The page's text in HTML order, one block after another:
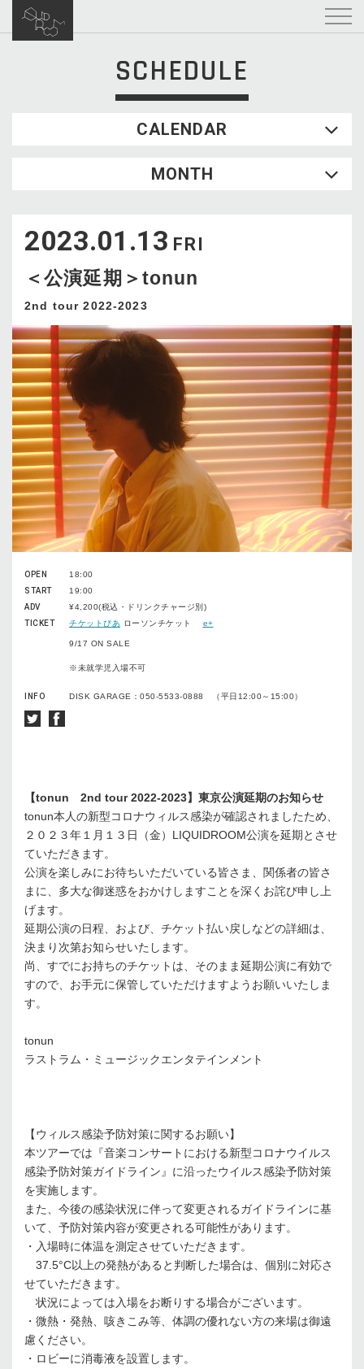
SCHEDULE
CALENDAR
WED
2
3 4 5
16
17 18 19
23
24 25
30
31
MONTH
2023.01.13 FRI
＜公演延期＞tonun
2nd tour 2022-2023
OPEN
18:00
START
19:00
ADV
¥4,200(税込・ドリンクチャージ別)
TICKET
チケットぴあ ローソンチケット e+
9/17 ON SALE
※未就学児入場不可
INFO DISK GARAGE：050-5533-0888 （平日12:00～15:00）
【tonun 2nd tour 2022-2023】 東京公演延期のお知らせ
tonun本人の新型コロナウィルス感染が確認されましたため、
２０２３年１月１３日（金）LIQUIDROOM公演を延期とさせ
ていただきます。
公演を楽しみにお待ちいただいている皆さま、関係者の皆さ
まに、多大な御迷惑をおかけしますことを深くお詫び申し上
げます。
延期公演の日程、および、チケット払い戻しなどの詳細は、
決まり次第お知らせいたします。
尚、すでにお持ちのチケットは、そのまま延期公演に有効で
すので、お手元に保管していただけますようお願いいたしま
す。
tonun
ラストラム・ミュージックエンタテインメント
【ウィルス感染予防対策に関するお願い】
本ツアーでは『音楽コンサートにおける新型コロナウイルス
感染予防対策ガイドライン』に沿ったウイルス感染予防対策
を実施します。
また、今後の感染状況に伴って変更されるガイドラインに基
いて、予防対策内容が変更される可能性があります。
・入場時に体温を測定させていただきます。
37.5°C以上の発熱があると判断した場合は、個別に対応さ
せていただきます。
状況によっては入場をお断りする場合がございます。
・微熱・発熱、咳きこみ等、体調の優れない方の来場は御遠
慮ください。
・ロビーに消毒液を設置します。